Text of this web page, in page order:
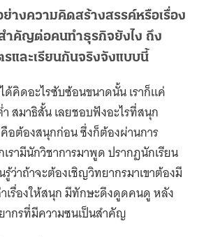
ย่างความคิดสร้างสรรค์หรือเรื่อง
ำคัญต่อคนทำธุรกิจยังไง ถึง
และเรียนกันจริงจังแบบนี้
ได้คิดอะไรซับซ้อนขนาดนั้น เราก็แค่
สมาธิสั้น เลยชอบฟังอะไรที่สนุก
อต้องสนุกก่อน ซึ่งก็ต้องผ่านการ
รามีนักวิชาการมาพูด ปรากฏนักเรียน
รู้ว่าถ้าจะต้องเชิญวิทยากรมาเขาต้องมี
าเรื่องให้สนุก มีทักษะดึงดูดคนดู หลัง
ากรที่มีความซนเป็นสำคัญ